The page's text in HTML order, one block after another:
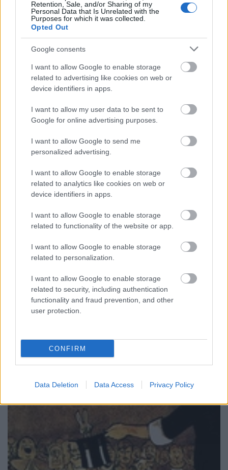
Retention, Sale, and/or Sharing of my
Personal Data that Is Unrelated with the
Purposes for which it was collected.
Opted Out
Google consents
I want to allow Google to enable storage
related to advertising like cookies on web or
device identifiers in apps.
I want to allow my user data to be sent to
Google for online advertising purposes.
I want to allow Google to send me
personalized advertising.
I want to allow Google to enable storage
related to analytics like cookies on web or
device identifiers in apps.
I want to allow Google to enable storage
related to functionality of the website or app.
I want to allow Google to enable storage
related to personalization.
I want to allow Google to enable storage
related to security, including authentication
functionality and fraud prevention, and other
user protection.
CONFIRM
Data Deletion Data Access Privacy Policy
Copperfield-nek a "bűvészet királya"
és az "évszázad bűvésze" címeket
adományozták
Kelle Botond 2011. szeptember 15.
A Society of American Magicians (S.A.M.) "bűvészet
adományoza David Copperfield-nek. Az SAM a világ
legrégebben működő és egyik legnagyobb
presztizsű szervezete. Az SAM jelenlegi elnöke Vinny
Grosso azt nyilatkozta:…
Copperfield újra Budapesten 2012-
ben?
Kelle Botond•2011. május 31.
Mint ahogy twitteren már pár napja írta, Copperfield
hamarosan újra útra kel. Egy interjúban minden
eddiginél konkrétabb dolgokat mondott a Mester
következő turnéiról. Ugye évek óta Vegasban az
MGM-ben dolgozik és sokan már azt gondolták hogy
már nem nagyon kezd újra…